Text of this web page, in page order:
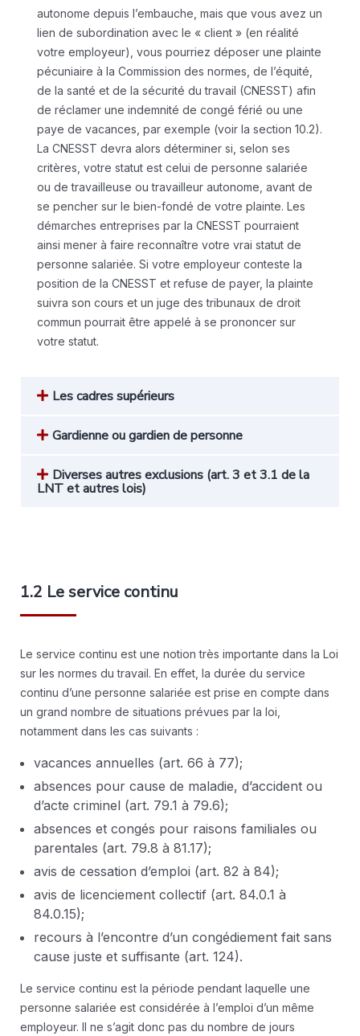
autonome depuis l’embauche, mais que vous avez un
lien de subordination avec le « client » (en réalité
votre employeur), vous pourriez déposer une plainte
pécuniaire à la Commission des normes, de l’équité,
de la santé et de la sécurité du travail (CNESST) afin
de réclamer une indemnité de congé férié ou une
paye de vacances, par exemple (voir la section 10.2).
La CNESST devra alors déterminer si, selon ses
critères, votre statut est celui de personne salariée
ou de travailleuse ou travailleur autonome, avant de
se pencher sur le bien-fondé de votre plainte. Les
démarches entreprises par la CNESST pourraient
ainsi mener à faire reconnaître votre vrai statut de
personne salariée. Si votre employeur conteste la
position de la CNESST et refuse de payer, la plainte
suivra son cours et un juge des tribunaux de droit
commun pourrait être appelé à se prononcer sur
votre statut.
Les cadres supérieurs
Gardienne ou gardien de personne
Diverses autres exclusions (art. 3 et 3.1 de la
LNT et autres lois)
1.2 Le service continu
Le service continu est une notion très importante dans la Loi
sur les normes du travail. En effet, la durée du service
continu d’une personne salariée est prise en compte dans
un grand nombre de situations prévues par la loi,
notamment dans les cas suivants :
vacances annuelles (art. 66 à 77);
absences pour cause de maladie, d’accident ou
d’acte criminel (art. 79.1 à 79.6);
absences et congés pour raisons familiales ou
parentales (art. 79.8 à 81.17);
avis de cessation d’emploi (art. 82 à 84);
avis de licenciement collectif (art. 84.0.1 à
84.0.15);
recours à l’encontre d’un congédiement fait sans
cause juste et suffisante (art. 124).
Le service continu est la période pendant laquelle une
personne salariée est considérée à l’emploi d’un même
employeur. Il ne s’agit donc pas du nombre de jours